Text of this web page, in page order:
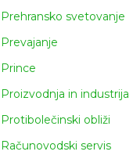
Prehransko svetovanje
Prevajanje
Prince
Proizvodnja in industrija
Protibolečinski obliži
Računovodski servis